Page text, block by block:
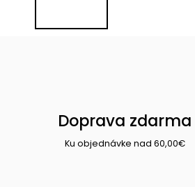
Doprava zdarma
Ku objednávke nad 60,00€